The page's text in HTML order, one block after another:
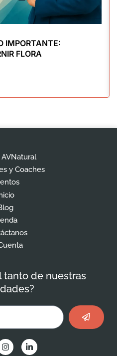
IMPORTANTE:
FLORA
y Coaches
tanto de nuestras
Enviar
I
n
L
i